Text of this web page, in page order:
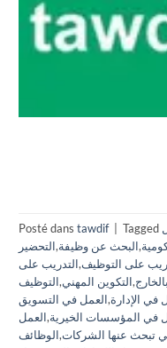
Posté dans tawdif Tagged
,البحث عن وظيفة,التحضير
على التوظيف,التدريب على
,التكوين المهني,التوظيف
في الإدارة,العمل في التسويق
في المؤسسات الخيرية,العمل
تبحث عنها الشركات,الوظائف